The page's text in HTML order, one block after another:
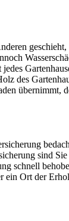
des
sind
schnell
Ort der